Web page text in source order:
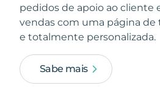
pedidos de apoio ao cliente
vendas com uma página de
e totalmente personalizada.
Sabe mais